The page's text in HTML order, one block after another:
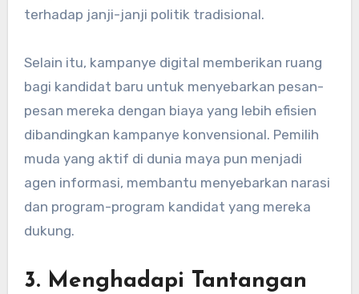
terhadap janji-janji politik tradisional.
Selain itu, kampanye digital memberikan ruang
bagi kandidat baru untuk menyebarkan pesan-
pesan mereka dengan biaya yang lebih efisien
dibandingkan kampanye konvensional. Pemilih
muda yang aktif di dunia maya pun menjadi
agen informasi, membantu menyebarkan narasi
dan program-program kandidat yang mereka
dukung.
3. Menghadapi Tantangan